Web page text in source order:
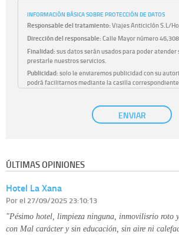
INFORMACIÓN BÁSICA SOBRE PROTECCIÓN DE DATOS
Responsable del tratamiento:Viajes Anticiclón S.L/
Dirección del responsable:Calle Mayor número
Finalidad:sus datos serán usados para poder atender
prestarle nuestros servicios.
Publicidad:solo le enviaremos publicidad con su
podrá facilitarnos mediante la casilla
únicamente trataremos sus datos con
previo, que podrá facilitarnos mediante la casilla
Derechos:tiene derecho a saber qué información
disponible en nuestra página web.
Información complementaria:
ENVIAR
ÚLTIMAS OPINIONES
Hotel La Xana
Porel 27/09/2025 23:10:13
"Pésimo hotel, limpieza ninguna, inmovilisrio roto
con Mal carácter y sin educación, sin aire ni